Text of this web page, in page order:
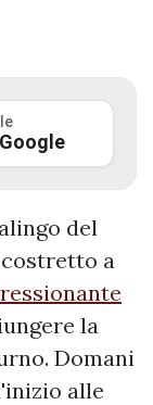
del
a
la
Domani
alle